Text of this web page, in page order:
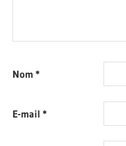
Nom*
E-mail*